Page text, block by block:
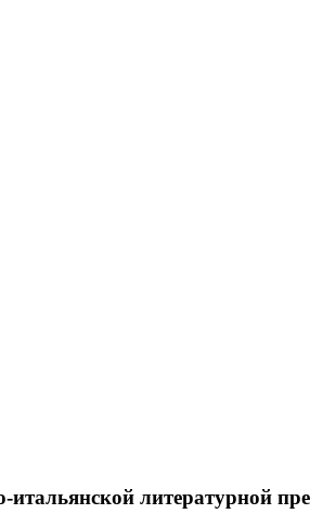
итальянской литературной